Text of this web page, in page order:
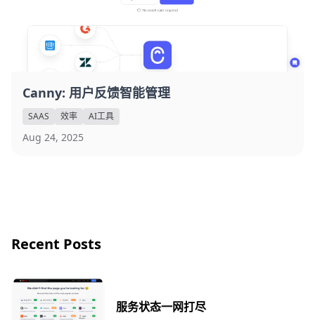
Canny: 用户反馈智能管理
SAAS 效率 AI工具
Aug 24, 2025
Recent Posts
服务状态一网打尽